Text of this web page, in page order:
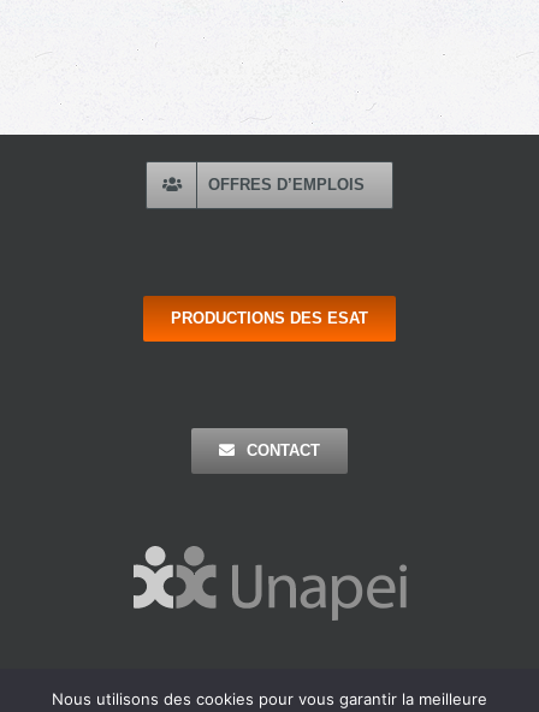
OFFRES D’EMPLOIS
PRODUCTIONS DES ESAT
CONTACT
Nous utilisons des cookies pour vous garantir la meilleure